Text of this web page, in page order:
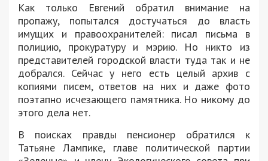
Как только Евгений обратил внимание на
пропажу, попытался достучаться до власть
имущих и правоохранителей: писал письма в
полицию, прокуратуру и мэрию. Но никто из
представителей городской власти туда так и не
добрался. Сейчас у него есть целый архив с
копиями писем, ответов на них и даже фото
поэтапно исчезающего памятника. Но никому до
этого дела нет.
В поисках правды пенсионер обратился к
Татьяне Лампике, главе политической партии